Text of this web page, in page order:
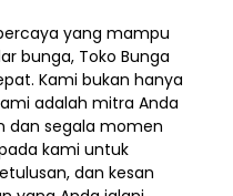
yang mampu
bunga, Toko Bunga
Kami bukan hanya
adalah mitra Anda
dan segala momen
kami untuk
dan kesan